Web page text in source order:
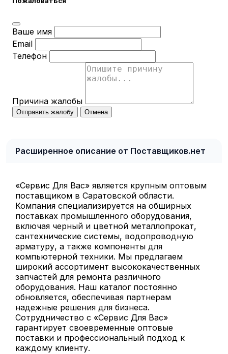
Ваше имя
Email
Телефон
Причина жалобы
Отправить жалобу Отмена
Расширенное описание от Поставщиков.нет
«Сервис Для Вас» является крупным оптовым
поставщиком в Саратовской области.
Компания специализируется на обширных
поставках промышленного оборудования,
включая черный и цветной металлопрокат,
сантехнические системы, водопроводную
арматуру, а также компоненты для
компьютерной техники. Мы предлагаем
широкий ассортимент высококачественных
запчастей для ремонта различного
оборудования. Наш каталог постоянно
обновляется, обеспечивая партнерам
надежные решения для бизнеса.
Сотрудничество с «Сервис Для Вас»
гарантирует своевременные оптовые
поставки и профессиональный подход к
каждому клиенту.